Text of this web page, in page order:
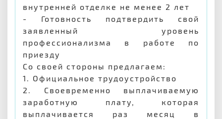
внутренней отделке не менее 2 лет
- Готовность подтвердить свой
заявленный уровень
профессионализма в работе по
приезду
Со своей стороны предлагаем:
1. Официальное трудоустройство
2. Своевременно выплачиваемую
заработную плату, которая
выплачивается раз месяц в